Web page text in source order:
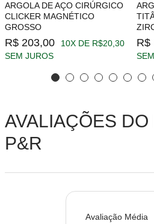
ARGOLA DE AÇO CIRÚRGICO
CLICKER MAGNÉTICO
GROSSO
R$ 203,00
10X DE R$20,30
SEM JUROS
R$
AVALIAÇÕES
P&R
Avaliação Média